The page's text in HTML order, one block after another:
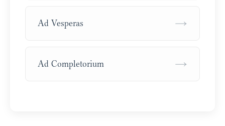
Ad Vesperas →
Ad Completorium →